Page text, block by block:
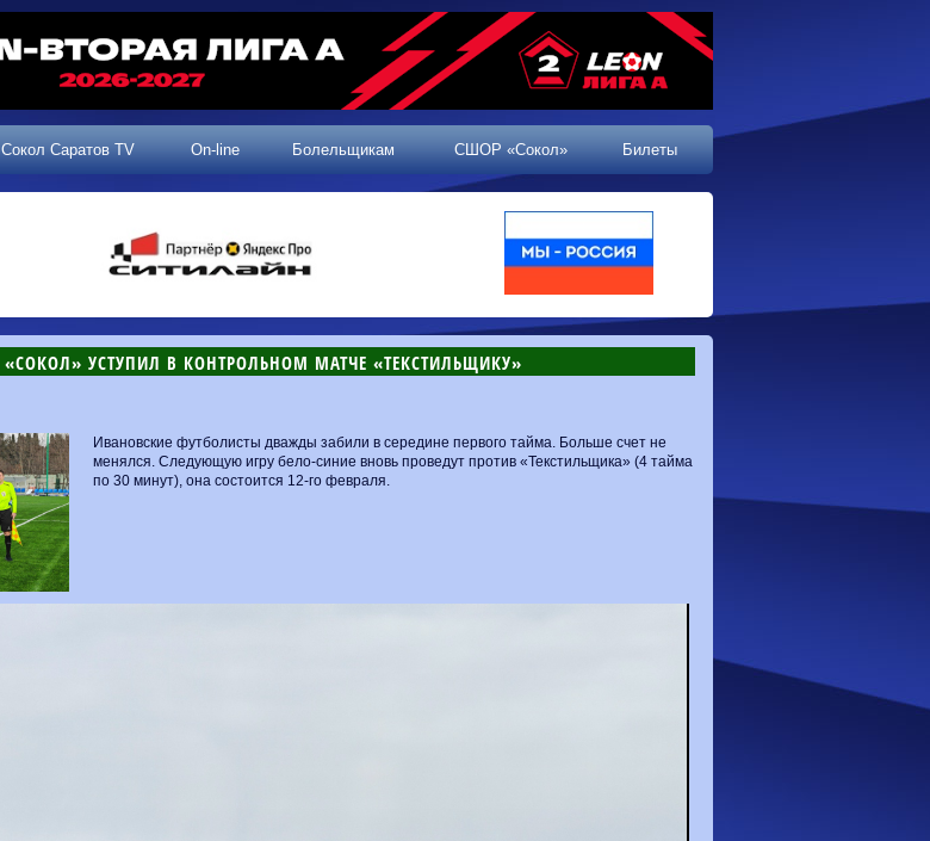
Сокол Саратов TV On-line Болельщикам СШОР «Сокол» Билеты
​«СОКОЛ» УСТУПИЛ В КОНТРОЛЬНОМ МАТЧЕ «ТЕКСТИЛЬЩИКУ»
Ивановские футболисты дважды забили в середине первого тайма. Больше счет не
менялся. Следующую игру бело-синие вновь проведут против «Текстильщика» (4 тайма
по 30 минут), она состоится 12-го февраля.